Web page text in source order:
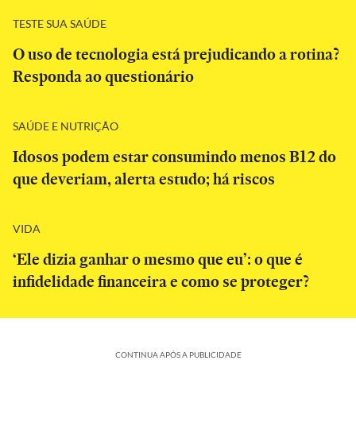
TESTE SUA SAÚDE
O uso de tecnologia está prejudicando a rotina?
Responda ao questionário
SAÚDE E NUTRIÇÃO
Idosos podem estar consumindo menos B12 do
que deveriam, alerta estudo; há riscos
VIDA
‘Ele dizia ganhar o mesmo que eu’: o que é
infidelidade financeira e como se proteger?
CONTINUA APÓS A PUBLICIDADE